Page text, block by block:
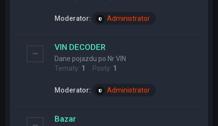
Moderator: Administrator
VIN DECODER
Dane pojazdu po Nr VIN
Tematy: 1 Posty: 1
Moderator: Administrator
Bazar